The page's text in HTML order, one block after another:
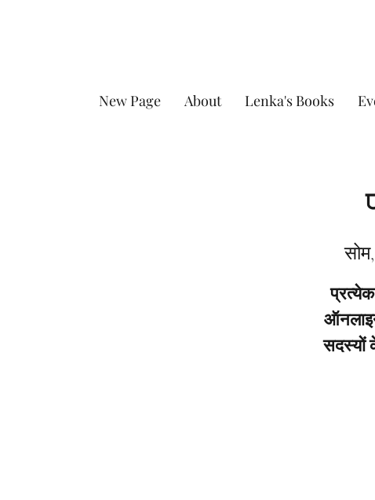
New Page About Lenka's Books
प्रत्येक
सदस्यों